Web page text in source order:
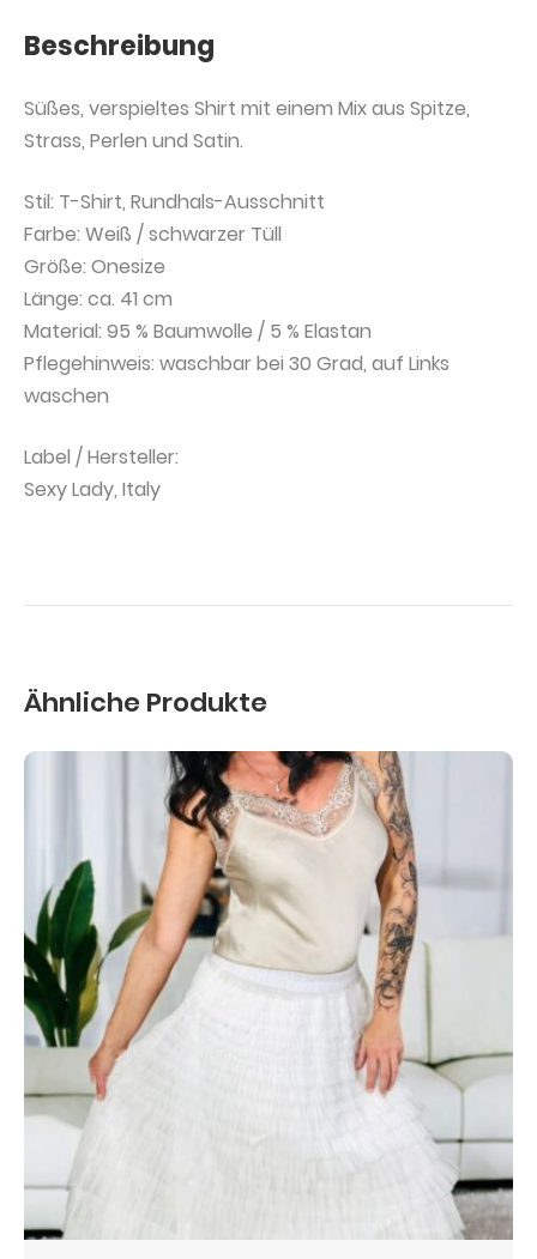
Beschreibung
Süßes, verspieltes Shirt mit einem Mix aus Spitze,
Strass, Perlen und Satin.
Stil: T-Shirt, Rundhals-Ausschnitt
Farbe: Weiß / schwarzer Tüll
Größe: Onesize
Länge: ca. 41 cm
Material: 95 % Baumwolle / 5 % Elastan
Pflegehinweis: waschbar bei 30 Grad, auf Links
waschen
Label / Hersteller:
Sexy Lady, Italy
Ähnliche Produkte